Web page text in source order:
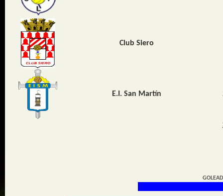
Club Siero
E.I. San Martín